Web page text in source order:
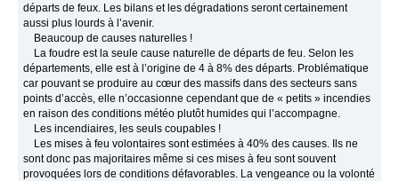
départs de feux. Les bilans et les dégradations seront certainement
aussi plus lourds à l’avenir.
Beaucoup de causes naturelles !
La foudre est la seule cause naturelle de départs de feu. Selon les
départements, elle est à l’origine de 4 à 8% des départs. Problématique
car pouvant se produire au cœur des massifs dans des secteurs sans
points d’accès, elle n’occasionne cependant que de « petits » incendies
en raison des conditions météo plutôt humides qui l’accompagne.
Les incendiaires, les seuls coupables !
Les mises à feu volontaires sont estimées à 40% des causes. Ils ne
sont donc pas majoritaires même si ces mises à feu sont souvent
provoquées lors de conditions défavorables. La vengeance ou la volonté